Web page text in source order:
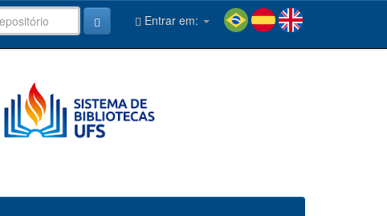
Entrar em: